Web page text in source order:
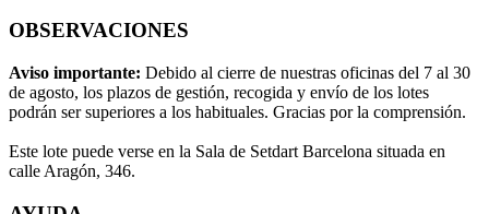
OBSERVACIONES
Aviso importante: Debido al cierre de nuestras oficinas del 7 al 30
de agosto, los plazos de gestión, recogida y envío de los lotes
podrán ser superiores a los habituales. Gracias por la comprensión.
Este lote puede verse en la Sala de Setdart Barcelona situada en
calle Aragón, 346.